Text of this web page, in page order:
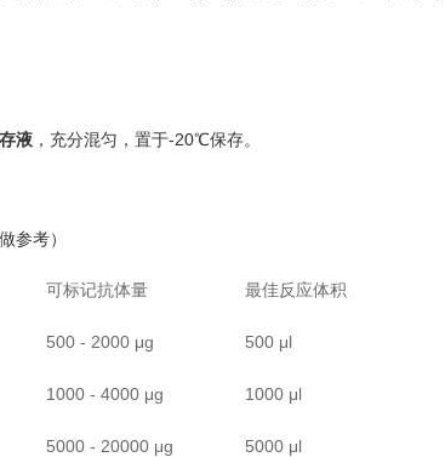
液 ，充分混匀，置于-20℃保存。
参考）
可标记抗体量 最佳反应体积
500 - 2000 μg 500 μl
1000 - 4000 μg 1000 μl
5000 - 20000 μg 5000 μl